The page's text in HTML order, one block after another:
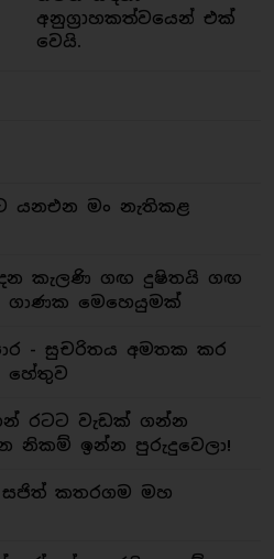
අනුග්‍රාහකත්වයෙන් එක්
වෙයි.
යනඑන මං නැතිකළ
කැලණි ගඟ දුෂිතයි ගඟ
මෙහෙයුමක්
- සුචරිතය අමතක කර
හේතුව
රටට වැඩක් ගන්න
නිකම් ඉන්න පුරුදුවෙලා!
සජිත් කතරගම මහ